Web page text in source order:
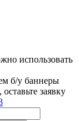
использовать
б/у баннеры
заявку